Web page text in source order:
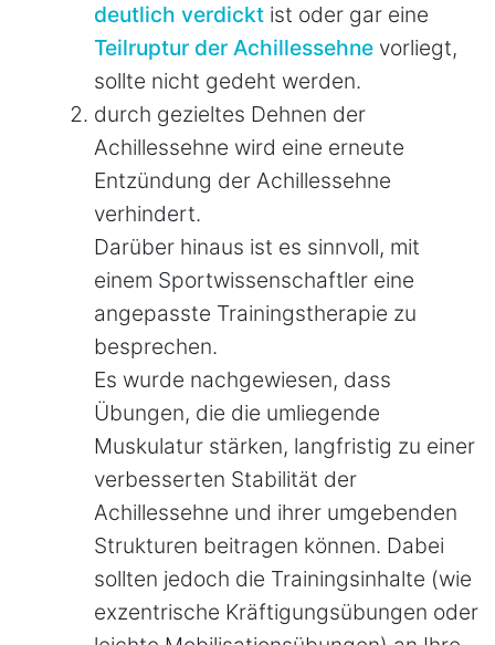
deutlich verdickt ist oder gar eine
Teilruptur der Achillessehne vorliegt,
sollte nicht gedeht werden.
durch gezieltes Dehnen der
Achillessehne wird eine erneute
Entzündung der Achillessehne
verhindert.
Darüber hinaus ist es sinnvoll, mit
einem Sportwissenschaftler eine
angepasste Trainingstherapie zu
besprechen.
Es wurde nachgewiesen, dass
Übungen, die die umliegende
Muskulatur stärken, langfristig zu einer
verbesserten Stabilität der
Achillessehne und ihrer umgebenden
Strukturen beitragen können. Dabei
sollten jedoch die Trainingsinhalte (wie
exzentrische Kräftigungsübungen oder